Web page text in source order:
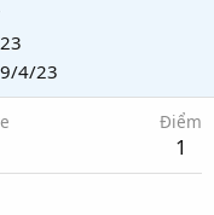
4/23
Điểm
1